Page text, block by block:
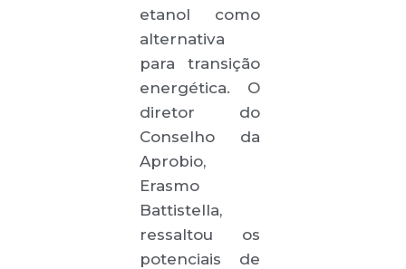
etanol como
alternativa
para transição
energética. O
diretor do
Conselho da
Aprobio,
Erasmo
Battistella,
ressaltou os
potenciais de